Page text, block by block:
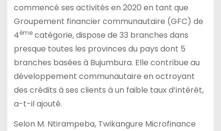
commencé ses activités en 2020 en tant que
Groupement financier communautaire (GFC) de
4èmecatégorie, dispose de 33 branches dans
presque toutes les provinces du pays dont 5
branches basées à Bujumbura. Elle contribue au
développement communautaire en octroyant
des crédits à ses clients à un faible taux d’intérêt,
a-t-il ajouté.
Selon M. Ntirampeba, Twikangure Microfinance